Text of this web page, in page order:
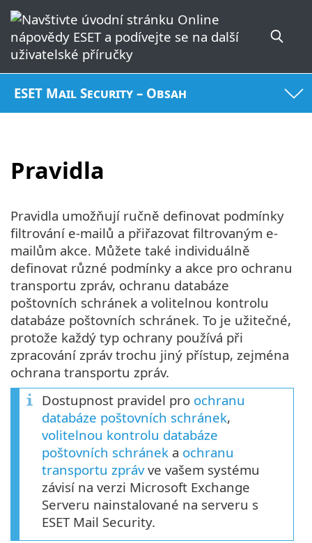
ESET Mail Security – Obsah
Pravidla
Pravidla umožňují ručně definovat podmínky
filtrování e-mailů a přiřazovat filtrovaným e-
mailům akce. Můžete také individuálně
definovat různé podmínky a akce pro ochranu
transportu zpráv, ochranu databáze
poštovních schránek a volitelnou kontrolu
databáze poštovních schránek. To je užitečné,
protože každý typ ochrany používá při
zpracování zpráv trochu jiný přístup, zejména
ochrana transportu zpráv.
Dostupnost pravidel pro ochranu
databáze poštovních schránek,
volitelnou kontrolu databáze
poštovních schránek a ochranu
transportu zprávve vašem systému
závisí na verzi Microsoft Exchange
Serveru nainstalované na serveru s
ESET Mail Security.